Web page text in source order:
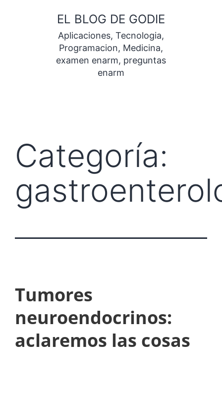
contenido
EL BLOG DE GODIE
Aplicaciones, Tecnologia,
Programacion, Medicina,
examen enarm, preguntas
enarm
Categoría:
Tumores
neuroendocrinos:
aclaremos las cosas